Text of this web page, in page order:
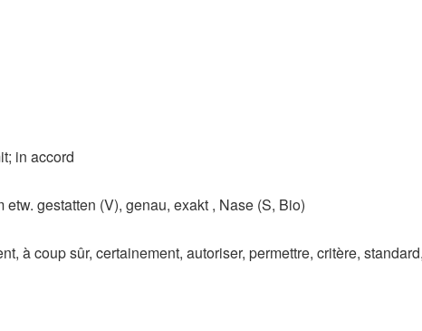
in accord
etw. gestatten (V)​, genau, exakt , Nase (S, Bio)
à coup sûr, certainement, autoriser, permettre, critère,